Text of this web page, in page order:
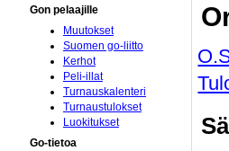
Gon pelaajille
Muutokset
Suomen go-liitto
Kerhot
Peli-illat
Turnauskalenteri
Turnaustulokset
Luokitukset
Go-tietoa